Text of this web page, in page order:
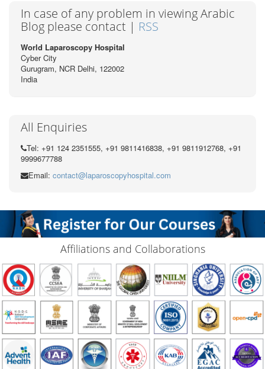
In case of any problem in viewing Arabic
Blog please contact | RSS
World Laparoscopy Hospital
Cyber City
Gurugram, NCR Delhi, 122002
India
All Enquiries
Tel: +91 124 2351555, +91 9811416838, +91 9811912768, +91
9999677788
Email: contact@laparoscopyhospital.com
Affiliations and Collaborations